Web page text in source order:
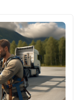
gjennomført
er 16.
være over 25 år
fem år.
og
både du og den
Det anbefales å
for å få en
privat kjøring.